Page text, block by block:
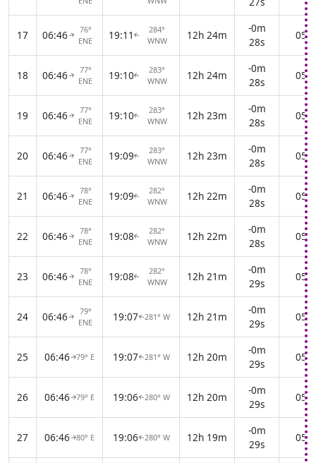
17 06:46↑
76°
ENE
19:11 ↑
284°
WNW
12h 24m
-0m
28s
18 06:46↑
77°
ENE
19:10↑
283°
WNW
12h 24m
-0m
28s
19 06:46↑
77°
ENE
19:10↑
283°
WNW
12h 23m
-0m
28s
20 06:46↑
77°
ENE
19:09↑
283°
WNW
12h 23m
-0m
28s
21 06:46↑
78°
ENE
19:09↑
282°
WNW
12h 22m
-0m
28s
22 06:46↑
78°
ENE
19:08↑
282°
WNW
12h 22m
-0m
28s
23 06:46↑
78°
ENE
19:08↑
282°
WNW
12h 21m
-0m
29s
24 06:46↑
79°
ENE
19:07↑281° W 12h 21m
-0m
29s
25 06:46↑79° E 19:07↑281° W 12h 20m
-0m
29s
26 06:46↑79° E 19:06↑280° W 12h 20m
-0m
29s
27 06:46↑80° E 19:06↑280° W 12h 19m
-0m
29s